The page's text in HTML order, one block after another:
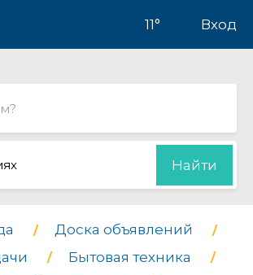
11° Вход
Найти
Доска объявлений
Бытовая техника